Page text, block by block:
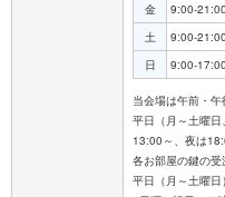
金
9:00-21:00
土
9:00-21:00
日
9:00-17:00
当会場は午前・午
平日（月～土曜
13:00～、夜は
各お部屋の鍵の受
平日（月～土曜日